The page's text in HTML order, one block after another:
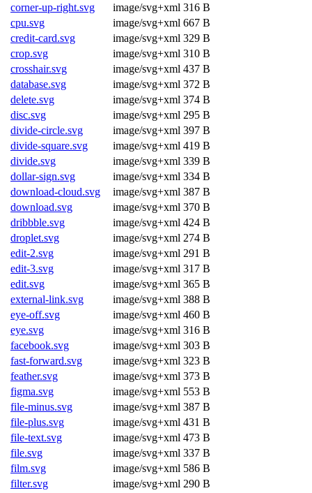
corner-up-right.svg
image/svg+xml 316 B
cpu.svg
image/svg+xml 667 B
credit-card.svg
image/svg+xml 329 B
crop.svg
image/svg+xml 310 B
crosshair.svg
image/svg+xml 437 B
database.svg
image/svg+xml 372 B
delete.svg
image/svg+xml 374 B
disc.svg
image/svg+xml 295 B
divide-circle.svg
image/svg+xml 397 B
divide-square.svg
image/svg+xml 419 B
divide.svg
image/svg+xml 339 B
dollar-sign.svg
image/svg+xml 334 B
download-cloud.svg
image/svg+xml 387 B
download.svg
image/svg+xml 370 B
dribbble.svg
image/svg+xml 424 B
droplet.svg
image/svg+xml 274 B
edit-2.svg
image/svg+xml 291 B
edit-3.svg
image/svg+xml 317 B
edit.svg
image/svg+xml 365 B
external-link.svg
image/svg+xml 388 B
eye-off.svg
image/svg+xml 460 B
eye.svg
image/svg+xml 316 B
facebook.svg
image/svg+xml 303 B
fast-forward.svg
image/svg+xml 323 B
feather.svg
image/svg+xml 373 B
figma.svg
image/svg+xml 553 B
file-minus.svg
image/svg+xml 387 B
file-plus.svg
image/svg+xml 431 B
file-text.svg
image/svg+xml 473 B
file.svg
image/svg+xml 337 B
film.svg
image/svg+xml 586 B
filter.svg
image/svg+xml 290 B